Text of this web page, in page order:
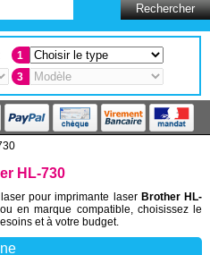
1
3
HL-730
pour imprimante laser Brother HL-
en marque compatible, choisissez le
et à votre budget.